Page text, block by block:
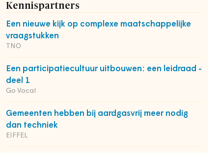
Kennispartners
Een nieuwe kijk op complexe maatschappelijke
vraagstukken
TNO
Een participatiecultuur uitbouwen: een leidraad -
deel 1
Go Vocal
Gemeenten hebben bij aardgasvrij meer nodig
dan techniek
EIFFEL